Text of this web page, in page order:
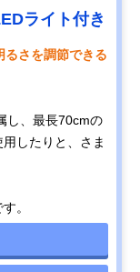
ライト付き
るさを調節できる
し、最長70cmの
したりと、さま
。